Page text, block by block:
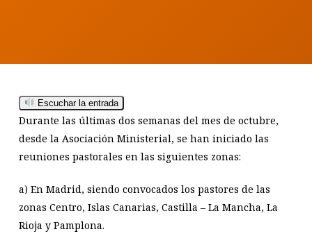
Escuchar la entrada
Durante las últimas dos semanas del mes de octubre,
desde la Asociación Ministerial, se han iniciado las
reuniones pastorales en las siguientes zonas:
a) En Madrid, siendo convocados los pastores de las
zonas Centro, Islas Canarias, Castilla – La Mancha, La
Rioja y Pamplona.